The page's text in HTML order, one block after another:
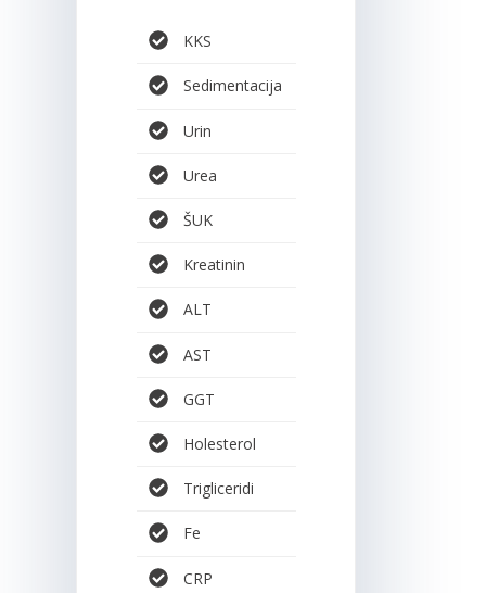
KKS
Sedimentacija
Urin
Urea
ŠUK
Kreatinin
ALT
AST
GGT
Holesterol
Trigliceridi
Fe
CRP